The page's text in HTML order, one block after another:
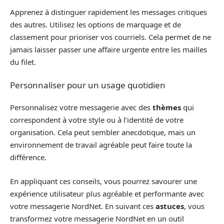
Apprenez à distinguer rapidement les messages critiques
des autres. Utilisez les options de marquage et de
classement pour prioriser vos courriels. Cela permet de ne
jamais laisser passer une affaire urgente entre les mailles
du filet.
Personnaliser pour un usage quotidien
Personnalisez votre messagerie avec des thèmes qui
correspondent à votre style ou à l’identité de votre
organisation. Cela peut sembler anecdotique, mais un
environnement de travail agréable peut faire toute la
différence.
En appliquant ces conseils, vous pourrez savourer une
expérience utilisateur plus agréable et performante avec
votre messagerie NordNet. En suivant ces astuces, vous
transformez votre messagerie NordNet en un outil